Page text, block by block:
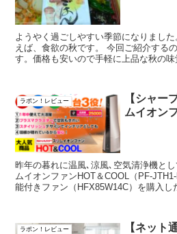
ようやく過ごしやすい季節になりまし
えば、食欲の秋です。 今回ご紹介する
す。価格も安いので手軽に上品な秋の
ラポン！レビュー
【シャー
ムイオン
昨年の暮れに温風､涼風､空気清浄機と
ムイオンファンHOT＆COOL（PF-
能付きファン（HFX85W14C）を購入
ラポン！レビュー
【ネット